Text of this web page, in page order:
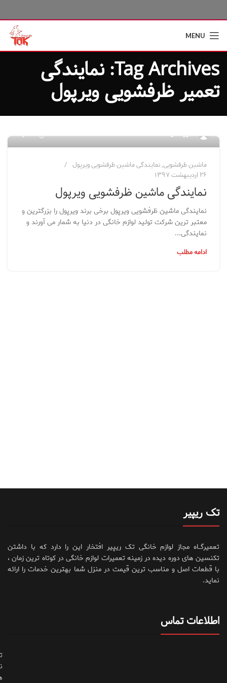
MENU
Tag Archives: نمایندگی
تعمیر ظرفشویی ویرپول
مدیر سایت
ماشین ظرفشویی,نمایندگی ماشین ظرفشویی ویرپول
۲۶ اردیبهشت ۱۳۹۷
نمایندگی ماشین ظرفشویی ویرپول
نمایندگی ماشین ظرفشویی ویرپول برخی برند ویرپول را بزرگترین و
معتبر ترین شرکت تولید لوازم خانگی در دنیا به شمار می آورند و
نمایندگی...
ادامه مطلب
تک ریپیر
تعمیرگــاه مجاز لوازم خانگی تک ریپیر افتخار این را دارد که با داشتن
تکنسین های دوره دیده در زمینه تعمیرات لوازم خانگی در کوتاه ترین زمان ،
با قطعات اصل و مناسب ترین قیمت در منزل شما بهترین خدمات را ارائه
نماید.
اطلاعات تماس